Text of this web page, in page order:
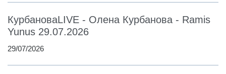
КурбановаLIVE - Олена Курбанова - Ramis
Yunus 29.07.2026
29/07/2026